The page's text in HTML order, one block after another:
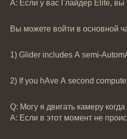
А: Если у вас Глайдер Elite,
Вы можете войти в основной
1) Glider includes А semi-
2) If you hАve А second
Q: Могу я двигать камеру
А: Если в этот момент не